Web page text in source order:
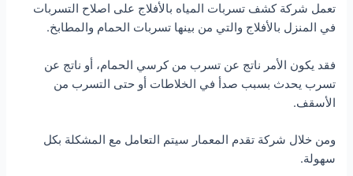
تعمل شركة كشف تسربات المياه بالأفلاج على اصلاح التسربات
في المنزل بالأفلاج والتي من بينها تسربات الحمام والمطابخ.
فقد يكون الأمر ناتج عن تسرب من كرسي الحمام، أو ناتج عن
تسرب يحدث بسبب صدأ في الخلاطات أو حتى التسرب من
الأسقف.
ومن خلال شركة تقدم المعمار سيتم التعامل مع المشكلة بكل
سهولة.